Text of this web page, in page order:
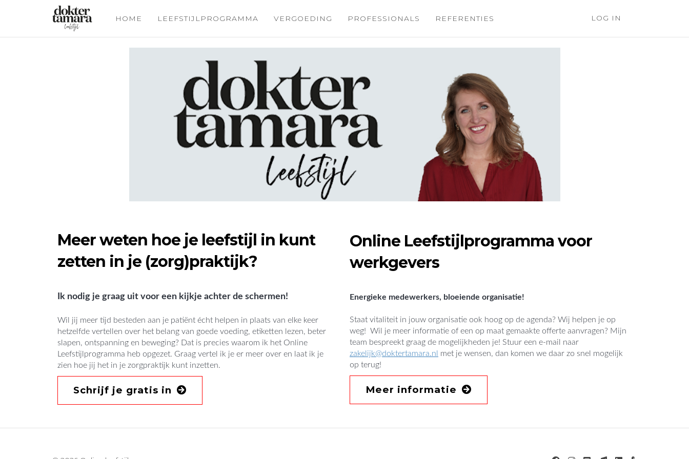
HOME LEEFSTIJLPROGRAMMA VERGOEDING PROFESSIONALS REFERENTIES LOG IN
Meer weten hoe je leefstijl in kunt
zetten in je (zorg)praktijk?
Ik nodig je graag uit voor een kijkje achter de schermen!
Wil jij meer tijd besteden aan je patiënt écht helpen in plaats van elke keer
hetzelfde vertellen over het belang van goede voeding, etiketten lezen, beter
slapen, ontspanning en beweging? Dat is precies waarom ik het Online
Leefstijlprogramma heb opgezet. Graag vertel ik je er meer over en laat ik je
zien hoe jij het in je zorgpraktijk kunt inzetten.
Schrijf je gratis in
Online Leefstijlprogramma voor
werkgevers
Energieke medewerkers, bloeiende organisatie!
Staat vitaliteit in jouw organisatie ook hoog op de agenda? Wij helpen je op
weg! Wil je meer informatie of een op maat gemaakte offerte aanvragen? Mijn
team bespreekt graag de mogelijkheden je! Stuur een e-mail naar
zakelijk@doktertamara.nl
met je wensen, dan komen we daar zo snel mogelijk
op terug!
Meer informatie